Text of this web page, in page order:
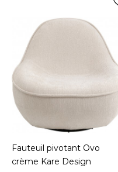
Fauteuil pivotant Ovo
crème Kare Design